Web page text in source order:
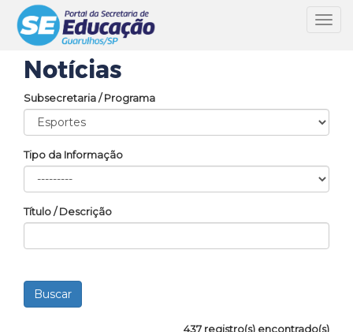
Notícias
Subsecretaria / Programa
Tipo da Informação
Título / Descrição
437 registro(s) encontrado(s)